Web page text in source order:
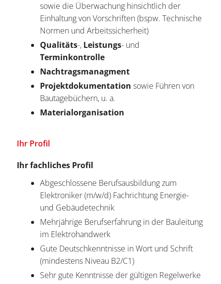
sowie die Überwachung hinsichtlich der
Einhaltung von Vorschriften (bspw. Technische
Normen und Arbeitssicherheit)
Qualitäts-, Leistungs- und
Terminkontrolle
Nachtragsmanagment
Projektdokumentation sowie Führen von
Bautagebüchern, u. a.
Materialorganisation
Ihr Profil
Ihr fachliches Profil
Abgeschlossene Berufsausbildung zum
Elektroniker (m/w/d) Fachrichtung Energie-
und Gebäudetechnik
Mehrjährige Berufserfahrung in der Bauleitung
im Elektrohandwerk
Gute Deutschkenntnisse in Wort und Schrift
(mindestens Niveau B2/C1)
Sehr gute Kenntnisse der gültigen Regelwerke